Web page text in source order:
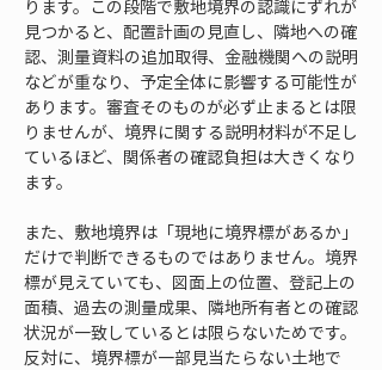
ります。この段階で敷地境界の認識にずれが
見つかると、配置計画の見直し、隣地への確
認、測量資料の追加取得、金融機関への説明
などが重なり、予定全体に影響する可能性が
あります。審査そのものが必ず止まるとは限
りませんが、境界に関する説明材料が不足し
ているほど、関係者の確認負担は大きくなり
ます。
また、敷地境界は「現地に境界標があるか」
だけで判断できるものではありません。境界
標が見えていても、図面上の位置、登記上の
面積、過去の測量成果、隣地所有者との確認
状況が一致しているとは限らないためです。
反対に、境界標が一部見当たらない土地で